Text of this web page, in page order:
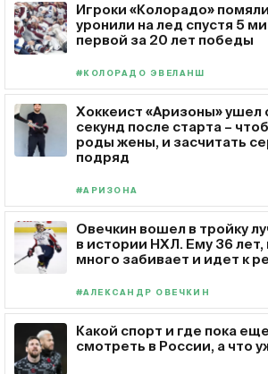
Игроки «Колорадо»
уронили на лед спустя 5
первой за 20 лет победы
#КОЛОРАДО ЭВЕЛАНШ
Хоккеист «Аризоны» ушел
секунд после старта –
роды жены, и засчитать
подряд
#АРИЗОНА
Овечкин вошел в тройку
в истории НХЛ. Ему 36 лет,
много забивает и идет к
#АЛЕКСАНДР ОВЕЧКИН
Какой спорт и где пока
смотреть в России, а что